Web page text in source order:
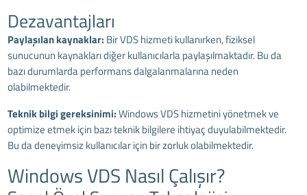
Dezavantajları
Paylaşılan kaynaklar: Bir VDS hizmeti kullanırken, fiziksel
sunucunun kaynakları diğer kullanıcılarla paylaşılmaktadır. Bu da
bazı durumlarda performans dalgalanmalarına neden
olabilmektedir.
Teknik bilgi gereksinimi:Windows VDS hizmetini yönetmek ve
optimize etmek için bazı teknik bilgilere ihtiyaç duyulabilmektedir.
Bu da deneyimsiz kullanıcılar için bir zorluk olabilmektedir.
Windows VDS Nasıl Çalışır?